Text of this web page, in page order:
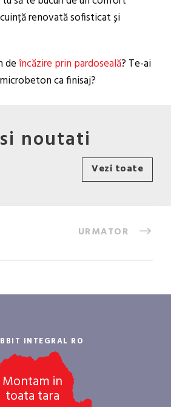
renovată sofisticat și
deîncăzire prin pardoseală? Te-ai
ca finisaj?
noutati
Vezi toate
URMATOR
INTEGRAL RO
Montam in
toata tara